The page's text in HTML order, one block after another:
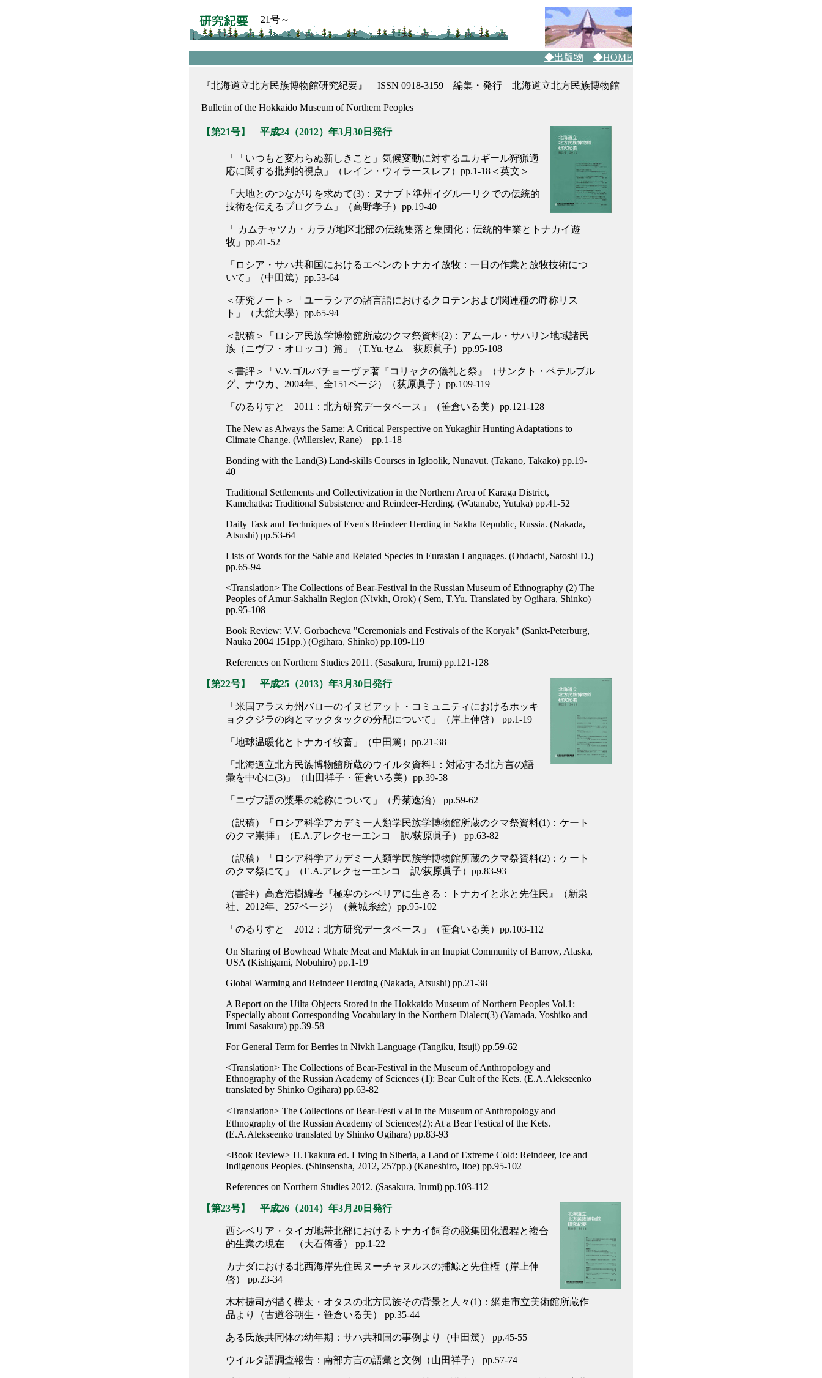
21号～
◆出版物 ◆HOME
『北海道立北方民族博物館研究紀要』 ISSN 0918-3159 編集・発行 北海道立北方民族博物館
Bulletin of the Hokkaido Museum of Northern Peoples
【第21号】 平成24（2012）年3月30日発行
「「いつもと変わらぬ新しきこと」気候変動に対するユカギール狩猟適
応に関する批判的視点」（レイン・ウィラースレフ）pp.1-18＜英文＞
「大地とのつながりを求めて(3)：ヌナブト準州イグルーリクでの伝統的
技術を伝えるプログラム」（高野孝子）pp.19-40
「 カムチャツカ・カラガ地区北部の伝統集落と集団化：伝統的生業とトナカイ遊
牧」pp.41-52
「ロシア・サハ共和国におけるエベンのトナカイ放牧：一日の作業と放牧技術につ
いて」（中田篤）pp.53-64
＜研究ノート＞「ユーラシアの諸言語におけるクロテンおよび関連種の呼称リス
ト」（大舘大學）pp.65-94
＜訳稿＞「ロシア民族学博物館所蔵のクマ祭資料(2)：アムール・サハリン地域諸民
族（ニヴフ・オロッコ）篇」（T.Yu.セム 荻原眞子）pp.95-108
＜書評＞「V.V.ゴルバチョーヴァ著『コリャクの儀礼と祭』（サンクト・ペテルブル
グ、ナウカ、2004年、全151ページ）（荻原眞子）pp.109-119
「のるりすと 2011：北方研究データベース」（笹倉いる美）pp.121-128
The New as Always the Same: A Critical Perspective on Yukaghir Hunting Adaptations to
Climate Change. (Willerslev, Rane) pp.1-18
Bonding with the Land(3) Land-skills Courses in Igloolik, Nunavut. (Takano, Takako) pp.19-
40
Traditional Settlements and Collectivization in the Northern Area of Karaga District,
Kamchatka: Traditional Subsistence and Reindeer-Herding. (Watanabe, Yutaka) pp.41-52
Daily Task and Techniques of Even's Reindeer Herding in Sakha Republic, Russia. (Nakada,
Atsushi) pp.53-64
Lists of Words for the Sable and Related Species in Eurasian Languages. (Ohdachi, Satoshi D.)
pp.65-94
<Translation> The Collections of Bear-Festival in the Russian Museum of Ethnography (2) The
Peoples of Amur-Sakhalin Region (Nivkh, Orok) ( Sem, T.Yu. Translated by Ogihara, Shinko)
pp.95-108
Book Review: V.V. Gorbacheva "Ceremonials and Festivals of the Koryak" (Sankt-Peterburg,
Nauka 2004 151pp.) (Ogihara, Shinko) pp.109-119
References on Northern Studies 2011. (Sasakura, Irumi) pp.121-128
【第22号】 平成25（2013）年3月30日発行
「米国アラスカ州バローのイヌピアット・コミュニティにおけるホッキ
ョククジラの肉とマックタックの分配について」（岸上伸啓） pp.1-19
「地球温暖化とトナカイ牧畜」（中田篤）pp.21-38
「北海道立北方民族博物館所蔵のウイルタ資料1：対応する北方言の語
彙を中心に(3)」（山田祥子・笹倉いる美）pp.39-58
「ニヴフ語の漿果の総称について」（丹菊逸治） pp.59-62
（訳稿）「ロシア科学アカデミー人類学民族学博物館所蔵のクマ祭資料(1)：ケート
のクマ崇拝」（E.A.アレクセーエンコ 訳/荻原眞子） pp.63-82
（訳稿）「ロシア科学アカデミー人類学民族学博物館所蔵のクマ祭資料(2)：ケート
のクマ祭にて」（E.A.アレクセーエンコ 訳/荻原眞子）pp.83-93
（書評）高倉浩樹編著『極寒のシベリアに生きる：トナカイと氷と先住民』（新泉
社、2012年、257ページ）（兼城糸絵）pp.95-102
「のるりすと 2012：北方研究データベース」（笹倉いる美）pp.103-112
On Sharing of Bowhead Whale Meat and Maktak in an Inupiat Community of Barrow, Alaska,
USA (Kishigami, Nobuhiro) pp.1-19
Global Warming and Reindeer Herding (Nakada, Atsushi) pp.21-38
A Report on the Uilta Objects Stored in the Hokkaido Museum of Northern Peoples Vol.1:
Especially about Corresponding Vocabulary in the Northern Dialect(3) (Yamada, Yoshiko and
Irumi Sasakura) pp.39-58
For General Term for Berries in Nivkh Language (Tangiku, Itsuji) pp.59-62
<Translation> The Collections of Bear-Festival in the Museum of Anthropology and
Ethnography of the Russian Academy of Sciences (1): Bear Cult of the Kets. (E.A.Alekseenko
translated by Shinko Ogihara) pp.63-82
<Translation> The Collections of Bear-Festiｖal in the Museum of Anthropology and
Ethnography of the Russian Academy of Sciences(2): At a Bear Festical of the Kets.
(E.A.Alekseenko translated by Shinko Ogihara) pp.83-93
<Book Review> H.Tkakura ed. Living in Siberia, a Land of Extreme Cold: Reindeer, Ice and
Indigenous Peoples. (Shinsensha, 2012, 257pp.) (Kaneshiro, Itoe) pp.95-102
References on Northern Studies 2012. (Sasakura, Irumi) pp.103-112
【第23号】 平成26（2014）年3月20日発行
西シベリア・タイガ地帯北部におけるトナカイ飼育の脱集団化過程と複合
的生業の現在 （大石侑香） pp.1-22
カナダにおける北西海岸先住民ヌーチャヌルスの捕鯨と先住権（岸上伸
啓） pp.23-34
木村捷司が描く樺太・オタスの北方民族その背景と人々(1)：網走市立美術館所蔵作
品より（古道谷朝生・笹倉いる美） pp.35-44
ある氏族共同体の幼年期：サハ共和国の事例より（中田篤） pp.45-55
ウイルタ語調査報告：南部方言の語彙と文例（山田祥子） pp.57-74